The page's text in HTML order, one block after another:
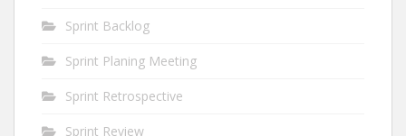
Sprint Backlog
Sprint Planing Meeting
Sprint Retrospective
Sprint Review